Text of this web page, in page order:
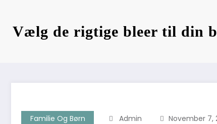
Vælg de rigtige bleer til din
Familie Og Børn Admin November 7,